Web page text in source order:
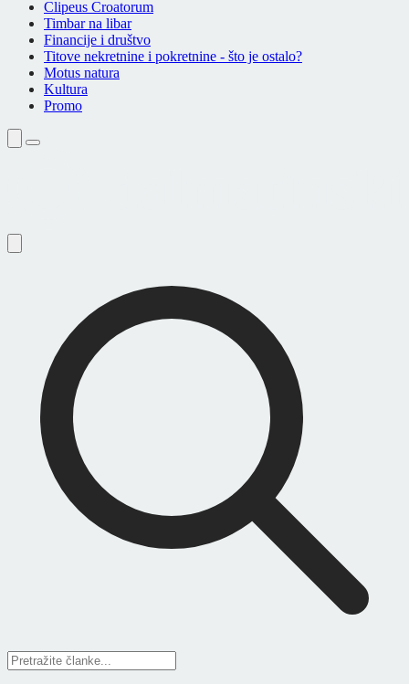
Clipeus Croatorum
Timbar na libar
Financije i društvo
Titove nekretnine i pokretnine - što je ostalo?
Motus natura
Kultura
Promo